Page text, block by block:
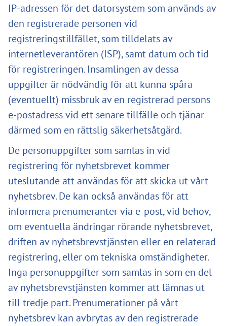
IP-adressen för det datorsystem som används av
den registrerade personen vid
registreringstillfället, som tilldelats av
internetleverantören (ISP), samt datum och tid
för registreringen. Insamlingen av dessa
uppgifter är nödvändig för att kunna spåra
(eventuellt) missbruk av en registrerad persons
e-postadress vid ett senare tillfälle och tjänar
därmed som en rättslig säkerhetsåtgärd.
De personuppgifter som samlas in vid
registrering för nyhetsbrevet kommer
uteslutande att användas för att skicka ut vårt
nyhetsbrev. De kan också användas för att
informera prenumeranter via e-post, vid behov,
om eventuella ändringar rörande nyhetsbrevet,
driften av nyhetsbrevstjänsten eller en relaterad
registrering, eller om tekniska omständigheter.
Inga personuppgifter som samlas in som en del
av nyhetsbrevstjänsten kommer att lämnas ut
till tredje part. Prenumerationer på vårt
nyhetsbrev kan avbrytas av den registrerade